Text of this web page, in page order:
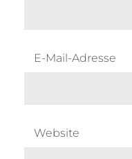
E-Mail-Adresse
Website